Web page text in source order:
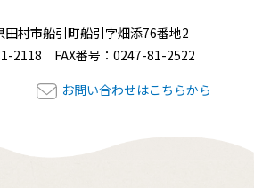
田村市船引町船引字畑添76番地2
2118 FAX番号：0247-81-2522
お問い合わせはこちらから